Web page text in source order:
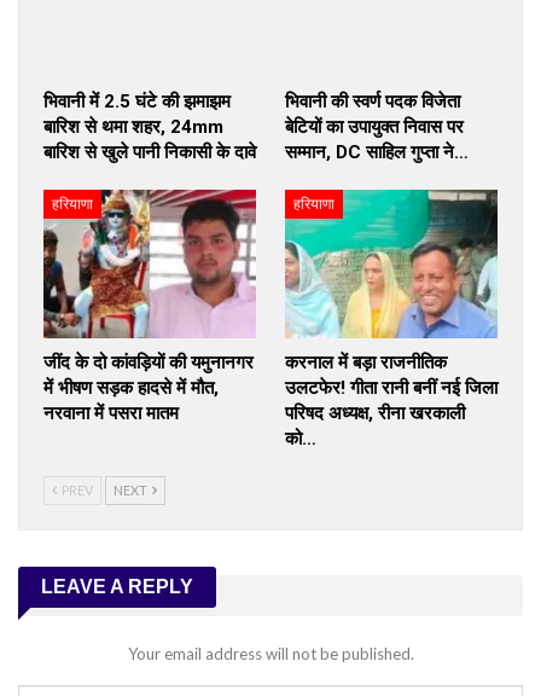
भिवानी में 2.5 घंटे की झमाझम
बारिश से थमा शहर, 24mm
बारिश से खुले पानी निकासी के दावे
भिवानी की स्वर्ण पदक विजेता
बेटियों का उपायुक्त निवास पर
सम्मान, DC साहिल गुप्ता ने…
हरियाणा
जींद के दो कांवड़ियों की यमुनानगर
में भीषण सड़क हादसे में मौत,
नरवाना में पसरा मातम
हरियाणा
करनाल में बड़ा राजनीतिक
उलटफेर! गीता रानी बनीं नई जिला
परिषद अध्यक्ष, रीना खरकाली
को…
PREV NEXT
LEAVE A REPLY
Your email address will not be published.